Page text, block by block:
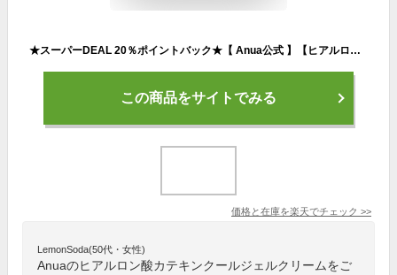
★スーパーDEAL 20％ポイントバック★【 Anua公式 】【ヒアルロン酸カテキン クールジェルクリーム 80ml】ヒアルロン酸 カテキン ジェルクリーム 鎮静 ひんやり 冷感 保湿 水分 うるおい 乾燥肌 混合肌 脂性肌 皮脂 毛穴 ハリ キメ メイクのり アヌア anua
この商品をサイトでみる
価格と在庫を楽天でチェック >>
LemonSoda(50代・女性)
Anuaのヒアルロン酸カテキンクールジェルクリームをご